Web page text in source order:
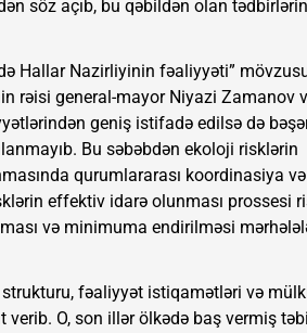
söz açıb, bu qəbildən olan
Hallar Nazirliyinin fəaliyyəti”
rəisi general-mayor Niyazi Zamanov
geniş istifadə edilsə də
Bu səbəbdən ekoloji risklərin
qurumlararası koordinasiya
effektiv idarə olunması prossesi
və minimuma endirilməsi
fəaliyyət istiqamətləri və
O, son illər ölkədə baş vermiş